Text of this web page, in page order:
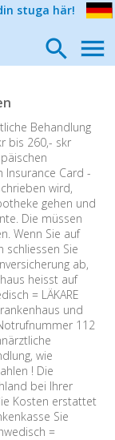
stuga här!
Behandlung
bis 260,- skr
Insurance Card -
wird,
gehen und
Die müssen
Wenn Sie auf
schliessen Sie
ab,
heisst auf
= LÄKARE
und
112
wie
! Die
bei Ihrer
Kosten erstattet
Sie
=